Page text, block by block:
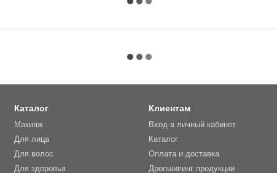
Каталог
Макияж
Для лица
Для волос
Для здоровья
Клиентам
Вход в личный кабинет
Каталог
Оплата и доставка
Дропшипинг продукции